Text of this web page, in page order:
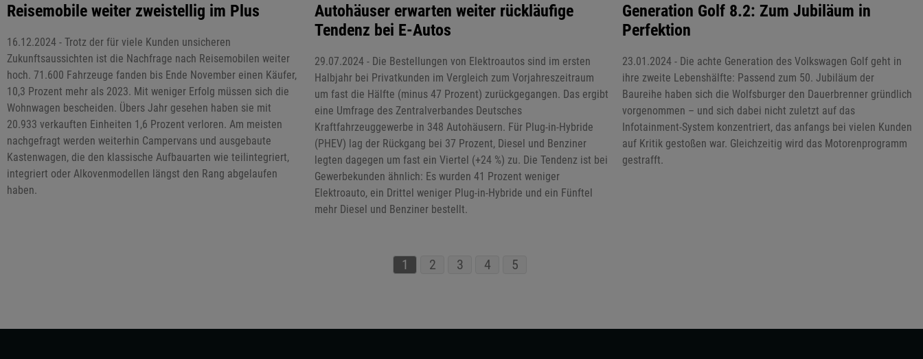
Reisemobile weiter zweistellig im Plus
16.12.2024 - Trotz der für viele Kunden unsicheren
Zukunftsaussichten ist die Nachfrage nach Reisemobilen weiter
hoch. 71.600 Fahrzeuge fanden bis Ende November einen Käufer,
10,3 Prozent mehr als 2023. Mit weniger Erfolg müssen sich die
Wohnwagen bescheiden. Übers Jahr gesehen haben sie mit
20.933 verkauften Einheiten 1,6 Prozent verloren. Am meisten
nachgefragt werden weiterhin Campervans und ausgebaute
Kastenwagen, die den klassische Aufbauarten wie teilintegriert,
integriert oder Alkovenmodellen längst den Rang abgelaufen
haben.
Autohäuser erwarten weiter rückläufige
Tendenz bei E-Autos
29.07.2024 - Die Bestellungen von Elektroautos sind im ersten
Halbjahr bei Privatkunden im Vergleich zum Vorjahreszeitraum
um fast die Hälfte (minus 47 Prozent) zurückgegangen. Das ergibt
eine Umfrage des Zentralverbandes Deutsches
Kraftfahrzeuggewerbe in 348 Autohäusern. Für Plug-in-Hybride
(PHEV) lag der Rückgang bei 37 Prozent, Diesel und Benziner
legten dagegen um fast ein Viertel (+24 %) zu. Die Tendenz ist bei
Gewerbekunden ähnlich: Es wurden 41 Prozent weniger
Elektroauto, ein Drittel weniger Plug-in-Hybride und ein Fünftel
mehr Diesel und Benziner bestellt.
Generation Golf 8.2: Zum Jubiläum in
Perfektion
23.01.2024 - Die achte Generation des Volkswagen Golf geht in
ihre zweite Lebenshälfte: Passend zum 50. Jubiläum der
Baureihe haben sich die Wolfsburger den Dauerbrenner gründlich
vorgenommen – und sich dabei nicht zuletzt auf das
Infotainment-System konzentriert, das anfangs bei vielen Kunden
auf Kritik gestoßen war. Gleichzeitig wird das Motorenprogramm
gestrafft.
1 2 3 4 5